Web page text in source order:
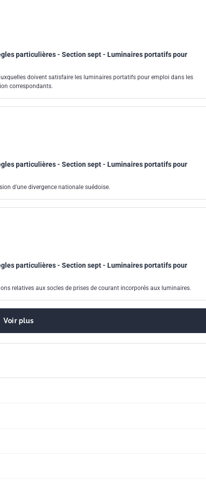
particulières - Section sept - Luminaires portatifs pour
doivent satisfaire les luminaires portatifs pour emploi dans les
correspondants.
particulières - Section sept - Luminaires portatifs pour
d'une divergence nationale suédoise.
particulières - Section sept - Luminaires portatifs pour
relatives aux socles de prises de courant incorporés aux luminaires.
Voir plus